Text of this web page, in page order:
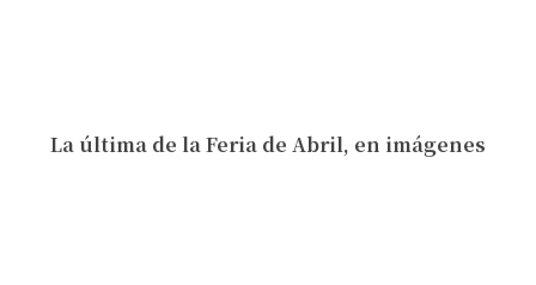
La última de la Feria de Abril, en imágenes